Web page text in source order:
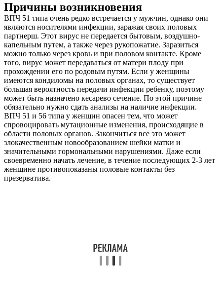
Причины возникновения
ВПЧ 51 типа очень редко встречается у мужчин, однако они
являются носителями инфекции, заражая своих половых
партнерш. Этот вирус не передается бытовым, воздушно-
капельным путем, а также через рукопожатие. Заразиться
можно только через кровь и при половом контакте. Кроме
того, вирус может передаваться от матери плоду при
прохождении его по родовым путям. Если у женщины
имеются кондиломы на половых органах, то существует
большая вероятность передачи инфекции ребенку, поэтому
может быть назначено кесарево сечение. По этой причине
обязательно нужно сдать анализы на наличие инфекции.
ВПЧ 51 и 56 типа у женщин опасен тем, что может
спровоцировать мутационные изменения, происходящие в
области половых органов. Закончиться все это может
злокачественным новообразованием шейки матки и
значительными гормональными нарушениями. Даже если
своевременно начать лечение, в течение последующих 2-3 лет
женщине противопоказаны половые контакты без
презерватива.